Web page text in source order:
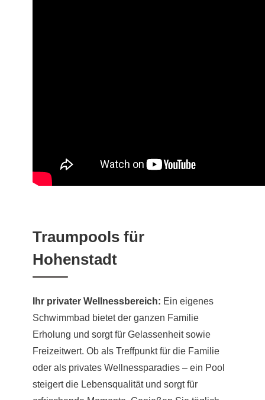
Traumpools für
Hohenstadt
Ihr privater Wellnessbereich: Ein eigenes
Schwimmbad bietet der ganzen Familie
Erholung und sorgt für Gelassenheit sowie
Freizeitwert. Ob als Treffpunkt für die Familie
oder als privates Wellnessparadies – ein Pool
steigert die Lebensqualität und sorgt für